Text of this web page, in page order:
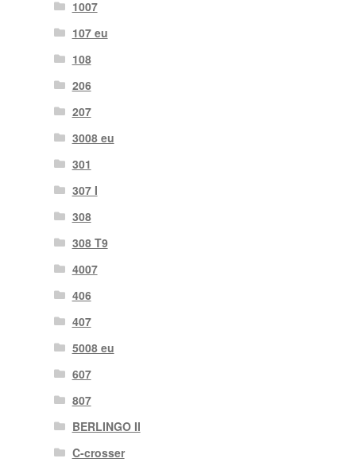
1007
107 eu
108
206
207
3008 eu
301
307 I
308
308 T9
4007
406
407
5008 eu
607
807
BERLINGO II
C-crosser